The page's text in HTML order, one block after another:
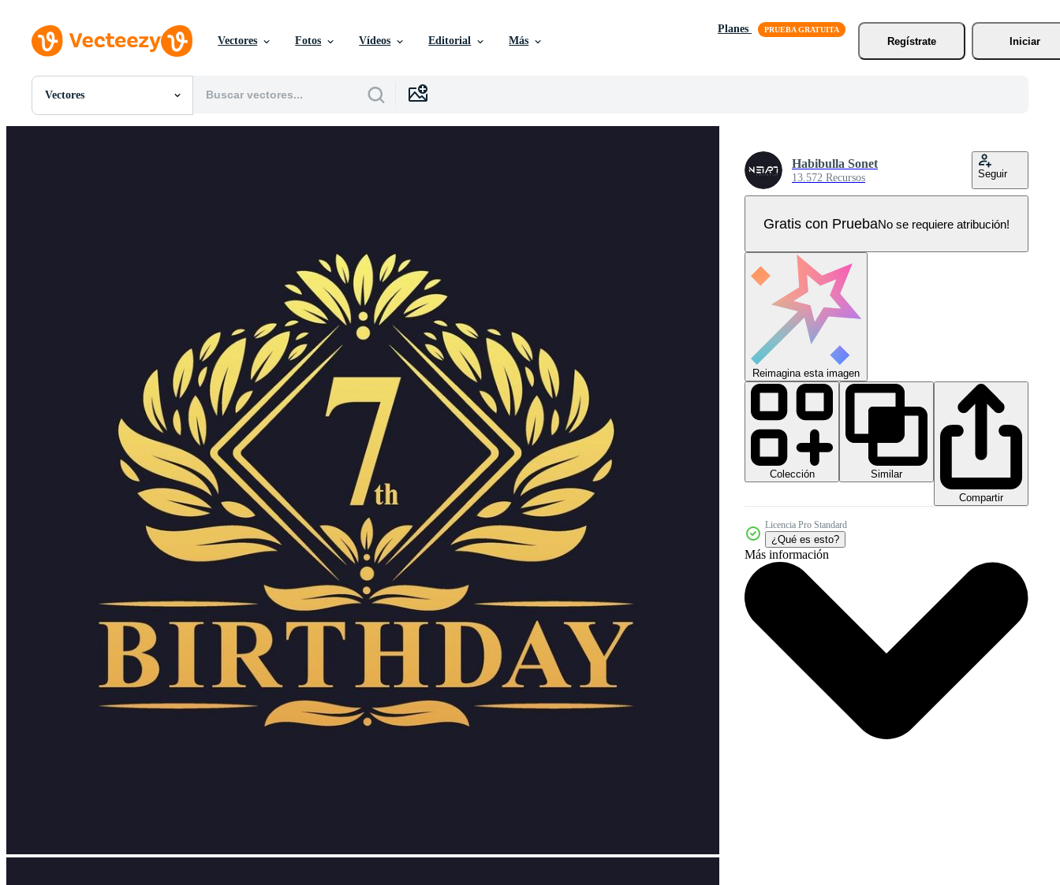
Vectores Fotos Vídeos Editorial Más
Planes
Regístrate
Iniciar
Vectores
Todas Imágenes
Habibulla Sonet
13.572 Recursos Seguir
Gratis con PruebaNo se requiere atribución!
Reimagina esta imagen
Colección
Similar
Compartir
Licencia Pro Standard
¿Qué es esto?
Más información